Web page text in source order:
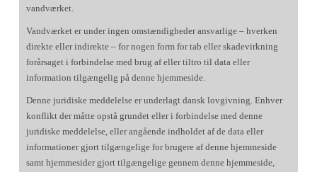
vandværket.
Vandværket er under ingen omstændigheder ansvarlige – hverken
direkte eller indirekte – for nogen form for tab eller skadevirkning
forårsaget i forbindelse med brug af eller tiltro til data eller
information tilgængelig på denne hjemmeside.
Denne juridiske meddelelse er underlagt dansk lovgivning. Enhver
konflikt der måtte opstå grundet eller i forbindelse med denne
juridiske meddelelse, eller angående indholdet af de data eller
informationer gjort tilgængelige for brugere af denne hjemmeside
samt hjemmesider gjort tilgængelige gennem denne hjemmeside,